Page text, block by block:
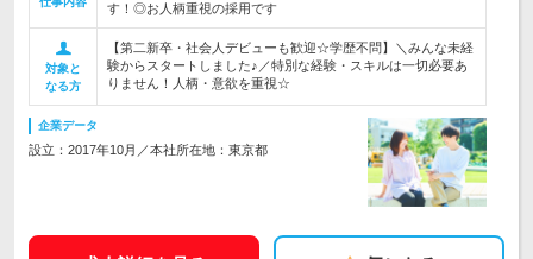
す！◎お人柄重視の採用です
対象と
なる方
【第二新卒・社会人デビューも歓迎☆学歴不問】＼みんな未経
験からスタートしました♪／特別な経験・スキルは一切必要あ
りません！人柄・意欲を重視☆
企業データ
設立：2017年10月／本社所在地：東京都